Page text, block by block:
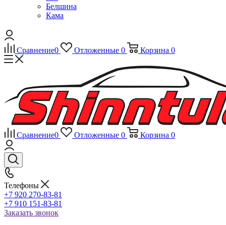
Белшина
Кама
Сравнение0 Отложенные 0 Корзина 0
Сравнение0 Отложенные 0 Корзина 0
Телефоны
+7 920 270-83-81
+7 910 151-83-81
Заказать звонок